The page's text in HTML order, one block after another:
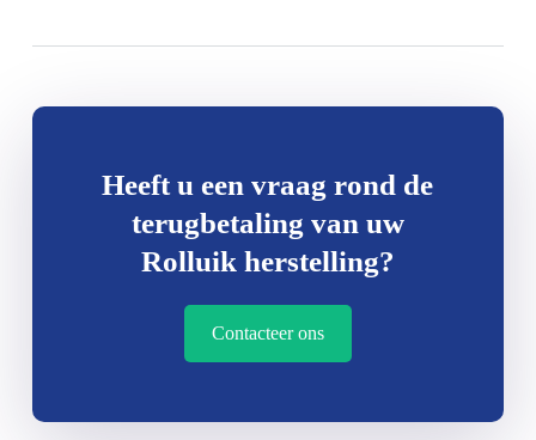
Heeft u een vraag rond de
terugbetaling van uw
Rolluik herstelling?
Contacteer ons